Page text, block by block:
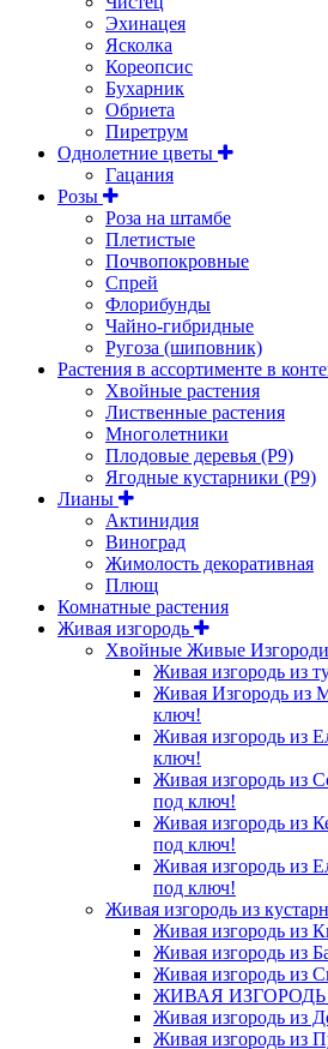
Эхинацея
Ясколка
Кореопсис
Бухарник
Обриета
Пиретрум
Однолетние цветы
Гацания
Розы
Роза на штамбе
Плетистые
Почвопокровные
Спрей
Флорибунды
Чайно-гибридные
Ругоза (шиповник)
Растения в ассортименте в
Хвойные растения
Лиственные растения
Многолетники
Плодовые деревья (Р9)
Ягодные кустарники (Р9)
Лианы
Актинидия
Виноград
Жимолость декоративная
Плющ
Комнатные растения
Живая изгородь
Хвойные Живые Изгороди
Живая изгородь из
Живая Изгородь из
ключ!
Живая изгородь из
ключ!
Живая изгородь из
под ключ!
Живая изгородь из
под ключ!
Живая изгородь из
под ключ!
Живая изгородь из
Живая изгородь из
Живая изгородь из
Живая изгородь из
ЖИВАЯ
Живая изгородь из
Живая изгородь из